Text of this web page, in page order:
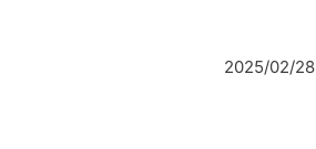
2025/02/28